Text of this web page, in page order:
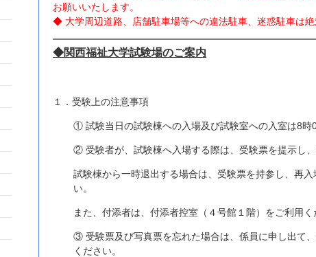
お願いいたします。
◆ 大学周辺道路、店舗駐車場等への違法駐車、迷惑駐車は絶
◆関西福祉大学試験場のご案内
１．受験上の注意事項
① 試験当日の試験棟への入場及び試験室への入室は8時
② 受験者が、試験棟へ入場する際は、受験票を提示し、
試験棟から一時退出する場合は、受験票を持参し、再
い。
また、付添者は、付添者控室（４号館１階）をご利用く
③ 受験票及び写真票を忘れた場合は、係員に申し出て
ください。